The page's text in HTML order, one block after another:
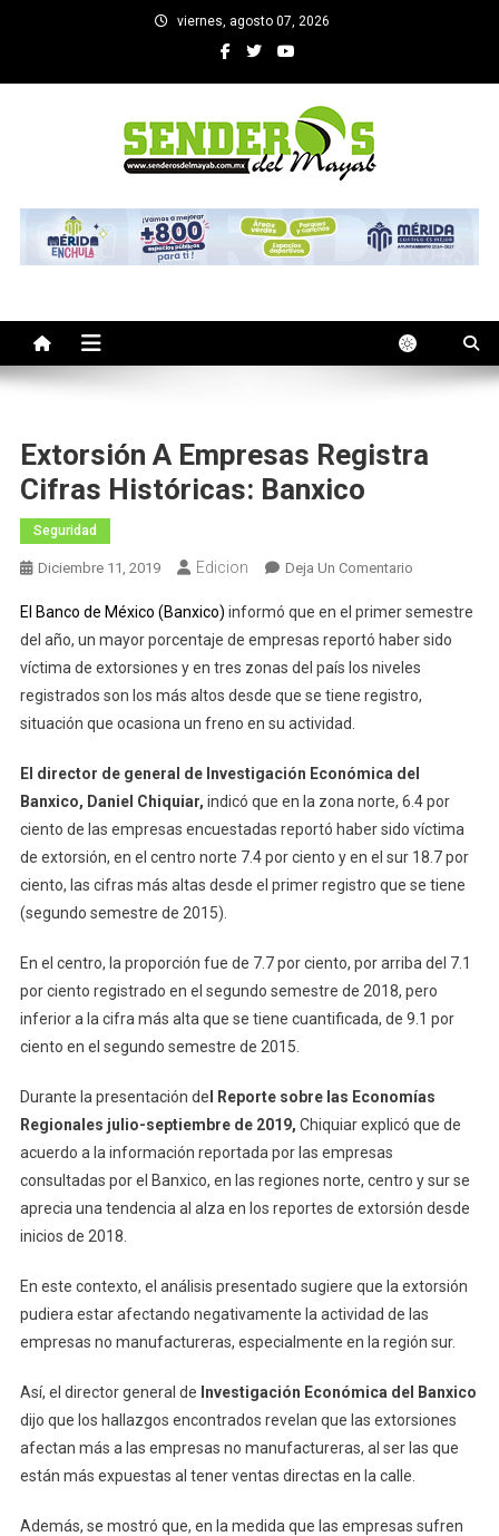
viernes, agosto 07, 2026
SENDEROS DEL MAYAB
Extorsión A Empresas Registra
Cifras Históricas: Banxico
Seguridad
Diciembre 11, 2019 Edicion Deja Un ComentarioEn
A
Empresas
Registra
Cifras
El Banco de México (Banxico) informó que en el primer semestre
del año, un mayor porcentaje de empresas reportó haber sido
víctima de extorsiones y en tres zonas del país los niveles
registrados son los más altos desde que se tiene registro,
situación que ocasiona un freno en su actividad.
El director de general de Investigación Económica del
Banxico, Daniel Chiquiar, indicó que en la zona norte, 6.4 por
ciento de las empresas encuestadas reportó haber sido víctima
de extorsión, en el centro norte 7.4 por ciento y en el sur 18.7 por
ciento, las cifras más altas desde el primer registro que se tiene
(segundo semestre de 2015).
En el centro, la proporción fue de 7.7 por ciento, por arriba del 7.1
por ciento registrado en el segundo semestre de 2018, pero
inferior a la cifra más alta que se tiene cuantificada, de 9.1 por
ciento en el segundo semestre de 2015.
Durante la presentación de l Reporte sobre las Economías
Regionales julio-septiembre de 2019, Chiquiar explicó que de
acuerdo a la información reportada por las empresas
consultadas por el Banxico, en las regiones norte, centro y sur se
aprecia una tendencia al alza en los reportes de extorsión desde
inicios de 2018.
En este contexto, el análisis presentado sugiere que la extorsión
pudiera estar afectando negativamente la actividad de las
empresas no manufactureras, especialmente en la región sur.
Así, el director general de Investigación Económica del Banxico
dijo que los hallazgos encontrados revelan que las extorsiones
afectan más a las empresas no manufactureras, al ser las que
están más expuestas al tener ventas directas en la calle.
Además, se mostró que, en la medida que las empresas sufren